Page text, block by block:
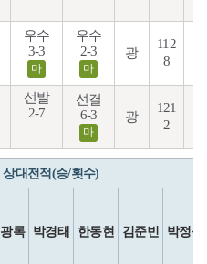
우수
3-3
마
우수
2-3
마
광
112
8
선발
2-7
선결
6-3
마
광
121
2
상대전적(승/횟수)
록 박경태 한동현 김준빈 박정욱